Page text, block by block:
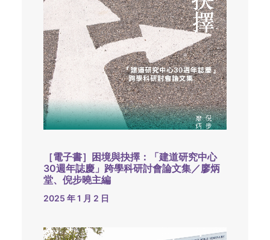
［電子書］困境與抉擇：「建道研究中心
30週年誌慶」跨學科研討會論文集／廖炳
堂、倪步曉主編
2025 年 1 月 2 日